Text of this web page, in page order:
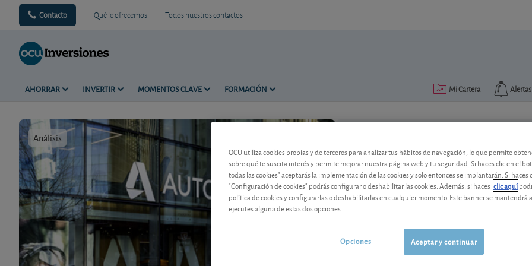
Contacto Qué le ofrecemos Todos nuestros contactos
AHORRAR INVERTIR MOMENTOS CLAVE FORMACIÓN Alertas
Mi Cartera
Análisis
Perspectivas
Las fortalezas del grupo
OCU utiliza cookies propias y de terceros para analizar tus hábitos de navegación, lo que permite
sobre qué te suscita interés y permite mejorar nuestra página web y tu seguridad. Si haces clic en el
todas las cookies" aceptarás la implementación de las cookies y solo entonces se implantarán. Si haces
"Configuración de cookies" podrás configurar o deshabilitar las cookies. Además, si haces clic aquí
política de cookies y configurarlas o deshabilitarlas en cualquier momento. Este banner se mantendrá
ejecutes alguna de estas dos opciones.
Aceptar y continuar
Opciones